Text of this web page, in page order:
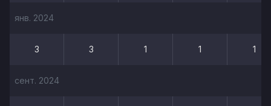
янв. 2024
3 3 1 1 1
сент. 2024